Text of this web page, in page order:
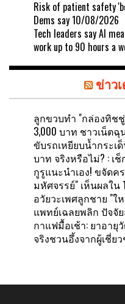
Risk of patient safety
Dems say10/08/2026
Tech leaders say AI
work up to 90 hours a
ข่าว
ลูกขวบทำ "กล่องทิช
3,000 บาท ชาวเน็ต
ขับรถเหยียบน้ำกระเ
บาท จริงหรือไม่? : เ
กูรูแนะนำเอง! ขจัดค
มหัศจรรย์" เห็นผลใน
อวัยวะเพศลูกชาย "
แพทย์เฉลยพลิก ปัจจั
กาแฟมื้อเช้า: ยาอา
จริงชวนอึ้งจากผู้เชี่ย